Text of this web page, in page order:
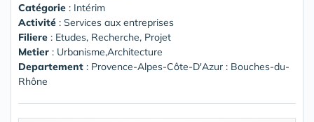
Catégorie : Intérim
Activité : Services aux entreprises
Filiere : Etudes, Recherche, Projet
Metier : Urbanisme,Architecture
Departement : Provence-Alpes-Côte-D'Azur : Bouches-du-
Rhône